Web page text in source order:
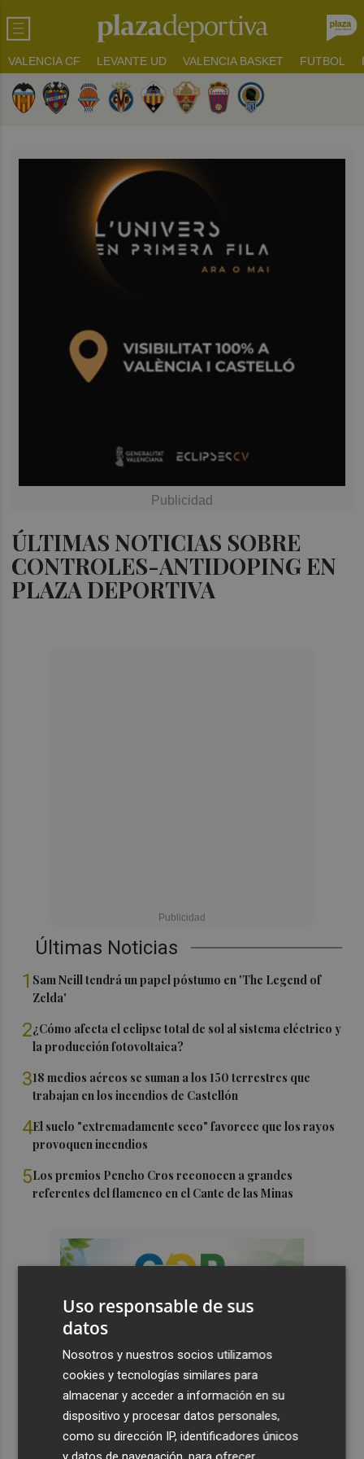
VALENCIA CF LEVANTE UD VALENCIA BASKET FUTBOL
ÚLTIMAS NOTICIAS SOBRE
CONTROLES-ANTIDOPING EN
PLAZA DEPORTIVA
Últimas Noticias
1 Sam Neill tendrá un papel póstumo en 'The Legend of
Zelda'
2¿Cómo afecta el eclipse total de sol al sistema eléctrico y
la producción fotovoltaica?
318 medios aéreos se suman a los 150 terrestres que
trabajan en los incendios de Castellón
4El suelo "extremadamente seco" favorece que los rayos
provoquen incendios
5Los premios Pencho Cros reconocen a grandes
referentes del flamenco en el Cante de las Minas
Uso responsable de sus
datos
Nosotros y nuestros socios utilizamos
cookies y tecnologías similares para
almacenar y acceder a información en su
dispositivo y procesar datos personales,
como su dirección IP, identificadores únicos